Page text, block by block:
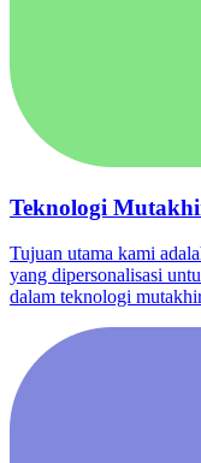
Teknologi
Tujuan utama kami
yang dipersonalisasi
dalam teknologi